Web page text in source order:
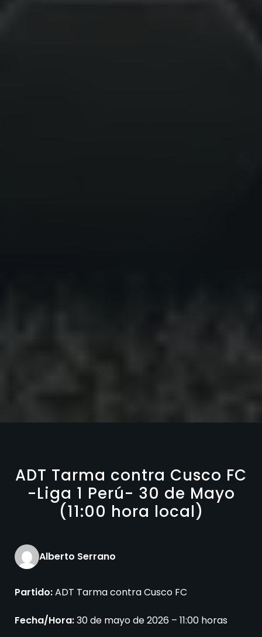
ADT Tarma contra Cusco FC
-Liga 1 Perú- 30 de Mayo
(11:00 hora local)
Alberto Serrano
Partido:ADT Tarma contra Cusco FC
Fecha/Hora:30 de mayo de 2026 – 11:00 horas